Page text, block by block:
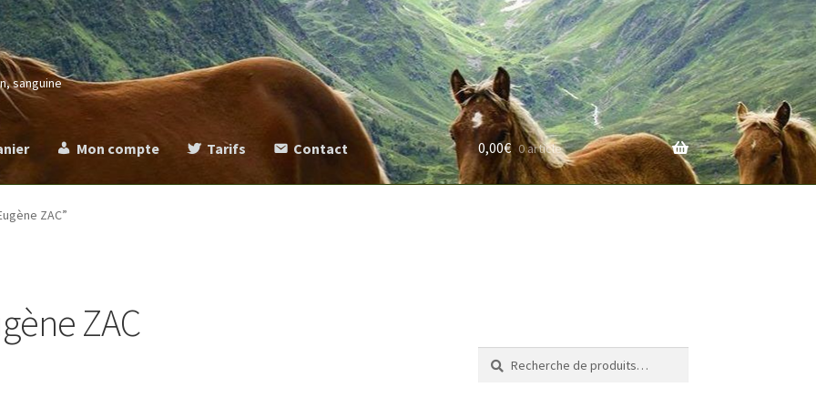
sanguine
Mon compte Tarifs Contact
Commande
0,00€ 0 article
ZAC”
ZAC
Recherche
pour :
Recherche